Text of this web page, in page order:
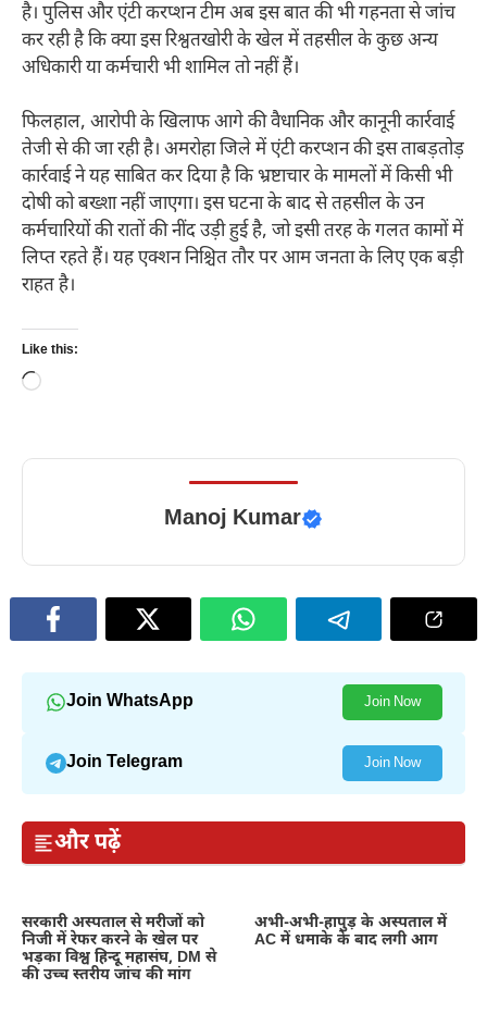
है। पुलिस और एंटी करप्शन टीम अब इस बात की भी गहनता से जांच
कर रही है कि क्या इस रिश्वतखोरी के खेल में तहसील के कुछ अन्य
अधिकारी या कर्मचारी भी शामिल तो नहीं हैं।
फिलहाल, आरोपी के खिलाफ आगे की वैधानिक और कानूनी कार्रवाई
तेजी से की जा रही है। अमरोहा जिले में एंटी करप्शन की इस ताबड़तोड़
कार्रवाई ने यह साबित कर दिया है कि भ्रष्टाचार के मामलों में किसी भी
दोषी को बख्शा नहीं जाएगा। इस घटना के बाद से तहसील के उन
कर्मचारियों की रातों की नींद उड़ी हुई है, जो इसी तरह के गलत कामों में
लिप्त रहते हैं। यह एक्शन निश्चित तौर पर आम जनता के लिए एक बड़ी
राहत है।
Like this:
Loading…
Manoj Kumar
Join WhatsApp Join Now
Join Telegram Join Now
और पढ़ें
सरकारी अस्पताल से मरीजों को
निजी में रेफर करने के खेल पर
भड़का विश्व हिन्दू महासंघ, DM से
की उच्च स्तरीय जांच की मांग
अभी-अभी-हापुड़ के अस्पताल में
AC में धमाके के बाद लगी आग